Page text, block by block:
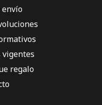
envío
vigentes
regalo